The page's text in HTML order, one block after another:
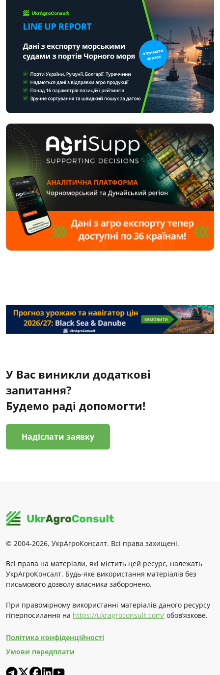
У Вас виникли додаткові
запитання?
Будемо раді допомогти!
Надіслати заявку
© 2004-2026, УкрАгроКонсалт. Всі права захищені.
Всі права на матеріали, які містить цей ресурс, належать
УкрАгроКонсалт. Будь-яке використання матеріалів без
письмового дозволу власника заборонено.
При правомірному використанні матеріалів даного ресурсу
гіперпосилання на https://ukragroconsult.com/ обов’язкове.
Політика конфіденційності
Умови передплати